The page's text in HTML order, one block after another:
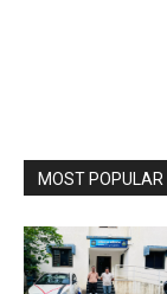
MOST POPULAR